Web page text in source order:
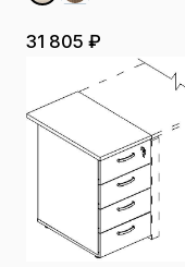
31 805 ₽